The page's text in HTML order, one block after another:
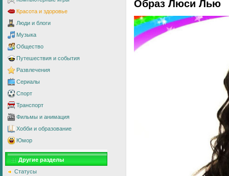
Красота и здоровье
Люди и блоги
Музыка
Общество
Путешествия и события
Развлечения
Сериалы
Спорт
Транспорт
Фильмы и анимация
Хобби и образование
Юмор
Другие разделы
Статусы
Образ Люси Лью